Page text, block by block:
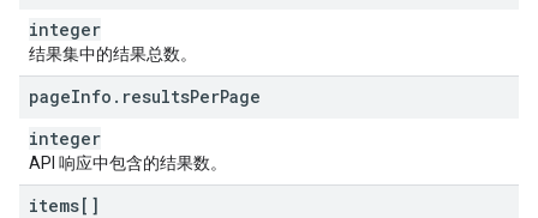
integer
结果集中的结果总数。
pageInfo . resultsPerPage
integer
API 响应中包含的结果数。
items[]